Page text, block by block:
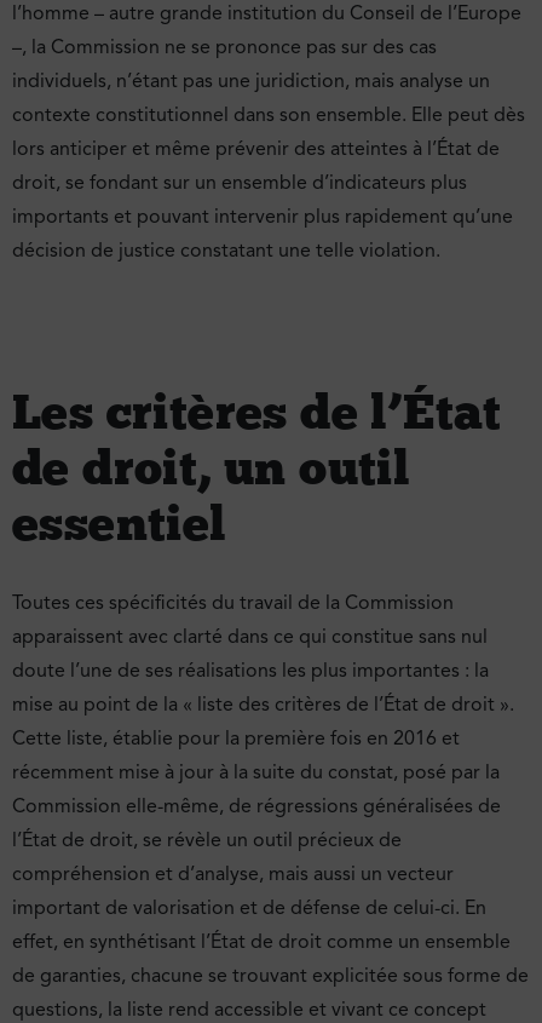
l’homme – autre grande institution du Conseil de l’Europe
–, la Commission ne se prononce pas sur des cas
individuels, n’étant pas une juridiction, mais analyse un
contexte constitutionnel dans son ensemble. Elle peut dès
lors anticiper et même prévenir des atteintes à l’État de
droit, se fondant sur un ensemble d’indicateurs plus
importants et pouvant intervenir plus rapidement qu’une
décision de justice constatant une telle violation.
Les critères de l’État
de droit, un outil
essentiel
Toutes ces spécificités du travail de la Commission
apparaissent avec clarté dans ce qui constitue sans nul
doute l’une de ses réalisations les plus importantes : la
mise au point de la « liste des critères de l’État de droit ».
Cette liste, établie pour la première fois en 2016 et
récemment mise à jour à la suite du constat, posé par la
Commission elle-même, de régressions généralisées de
l’État de droit, se révèle un outil précieux de
compréhension et d’analyse, mais aussi un vecteur
important de valorisation et de défense de celui-ci. En
effet, en synthétisant l’État de droit comme un ensemble
de garanties, chacune se trouvant explicitée sous forme de
questions, la liste rend accessible et vivant ce concept